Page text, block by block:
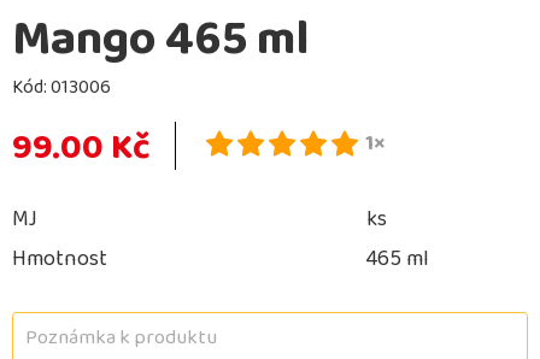
Mango 465 ml
Kód:013006
99.00 Kč 1×
MJ
ks
Hmotnost
465 ml